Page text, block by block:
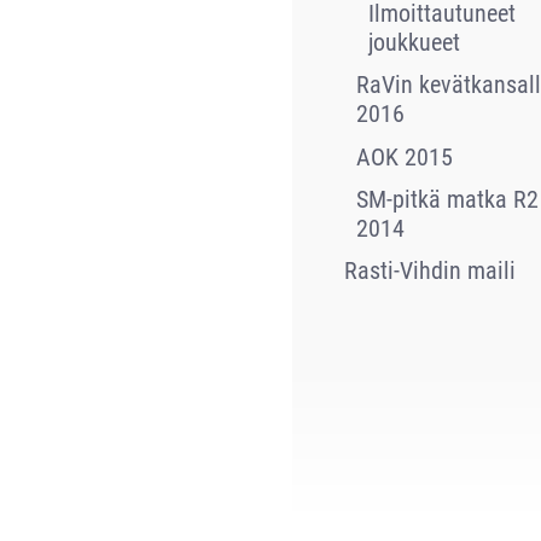
Ilmoittautuneet
joukkueet
RaVin
2016
AOK 2015
SM-pitkä matka R2
2014
Rasti-Vihdin maili